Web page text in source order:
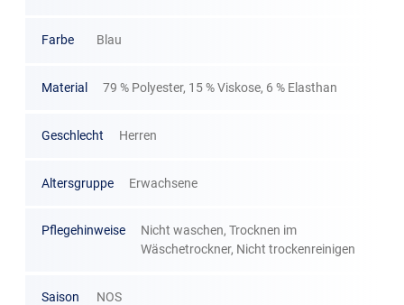
Farbe Blau
Material 79 % Polyester, 15 % Viskose, 6 % Elasthan
Geschlecht Herren
Altersgruppe Erwachsene
Pflegehinweise
Nicht waschen, Trocknen im
Wäschetrockner, Nicht trockenreinigen
Saison NOS